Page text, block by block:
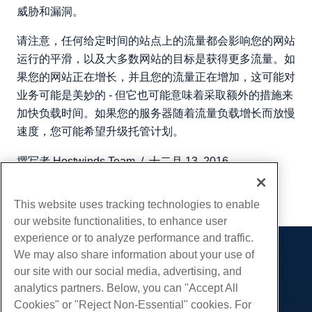
威胁和漏洞。
请注意，任何给定时间的站点上的流量都会影响您的网站
运行的平滑，以及大多数网站的目标是获得更多流量。如
果您的网站正在增长，并且您的流量正在增加，这可能对
业务可能是美妙的 - 但它也可能意味着采取额外的措施来
加快负载时间。如果您的服务器随着流量负载增长而放慢
速度，您可能希望升级托管计划。
撰写者 Hostwinds Team/十二月 13, 2016
产品展示
虚拟主机
企业主机
服务
This website uses tracking technologies to enable
our website functionalities, to enhance user
experience or to analyze performance and traffic.
We may also share information about your use of
our site with our social media, advertising, and
analytics partners. Below, you can "Accept All
Cookies" or "Reject Non-Essential" cookies. For